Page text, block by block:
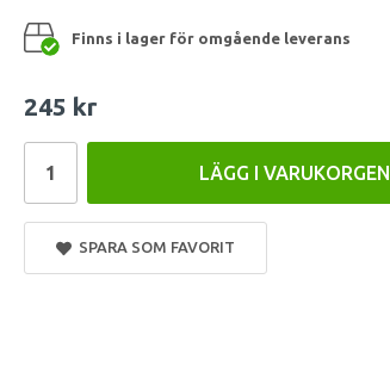
Finns i lager för omgående leverans
245 kr
LÄGG I VARUKORGEN
SPARA SOM FAVORIT